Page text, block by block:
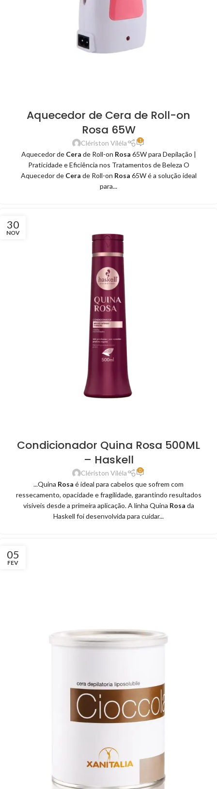
Aquecedor de Cera de Roll-on
Rosa 65W
Clériston Viléla 1
Aquecedor de Cera de Roll-on Rosa 65W para Depilação |
Praticidade e Eficiência nos Tratamentos de Beleza O
Aquecedor de Cera de Roll-on Rosa 65W é a solução ideal
para...
30
NOV
Condicionador Quina Rosa 500ML
– Haskell
Clériston Viléla 0
...Quina Rosa é ideal para cabelos que sofrem com
ressecamento, opacidade e fragilidade, garantindo resultados
visíveis desde a primeira aplicação. A linha Quina Rosa da
Haskell foi desenvolvida para cuidar...
05
FEV